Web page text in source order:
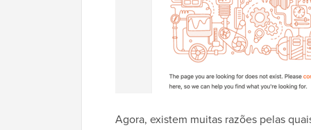
Agora, existem muitas razões pelas